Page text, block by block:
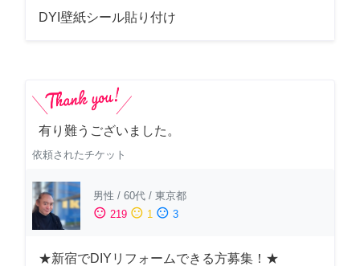
DYI壁紙シール貼り付け
有り難うございました。
依頼されたチケット
男性 / 60代 / 東京都
sentiment_satisfied 219 sentiment_neutral 1 sentiment_dissatisfied 3
★新宿でDIYリフォームできる方募集！★